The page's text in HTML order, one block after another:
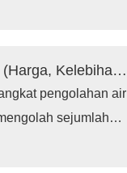
Apa itu Sistem Reverse Osmosis 2000 LPH? (Harga, Kelebihan dan Kekurangan, Konsumsi Energi)
pengolahan air
sejumlah